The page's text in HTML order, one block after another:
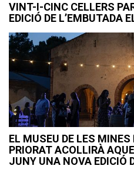
VINT-I-CINC CELLERS
EDICIÓ DE L’EMBUTADA
EL MUSEU DE LES
PRIORAT ACOLLIRÀ
JUNY UNA NOVA EDICIÓ